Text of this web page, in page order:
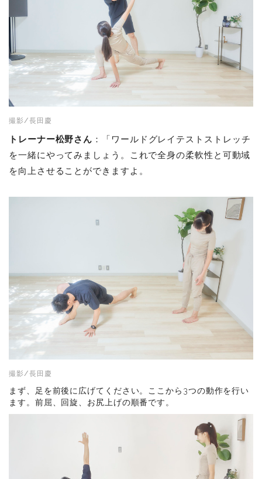
撮影/長田慶
トレーナー松野さん ：「ワールドグレイテストストレッチ
を一緒にやってみましょう。これで全身の柔軟性と可動域
を向上させることができますよ。
撮影/長田慶
まず、足を前後に広げてください。ここから3つの動作を行い
ます。前屈、回旋、お尻上げの順番です。